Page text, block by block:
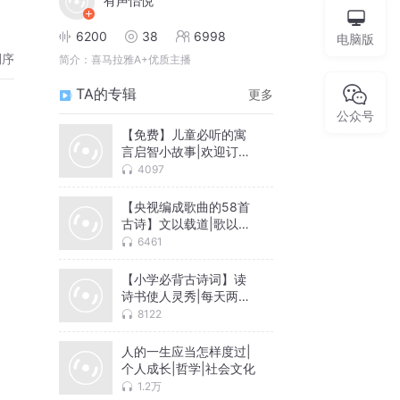
6200 38 6998
简介： 喜马拉雅A+优质主播
TA的专辑 更多
【免费】儿童必听的寓
言启智小故事|欢迎订
阅|AI4097
【央视编成歌曲的58首
古诗】文以载道|歌以咏
志 6461
【小学必背古诗词】读
诗书使人灵秀|每天两分
钟 8122
人的一生应当怎样度过|
个人成长|哲学|社会文化
1.2万
电脑版
公众号